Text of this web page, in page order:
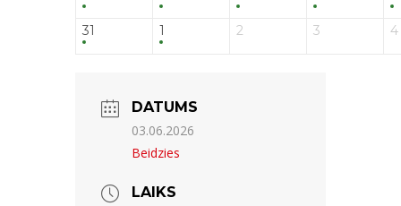
31 1 2 3 4
DATUMS
03.06.2026
Beidzies
LAIKS